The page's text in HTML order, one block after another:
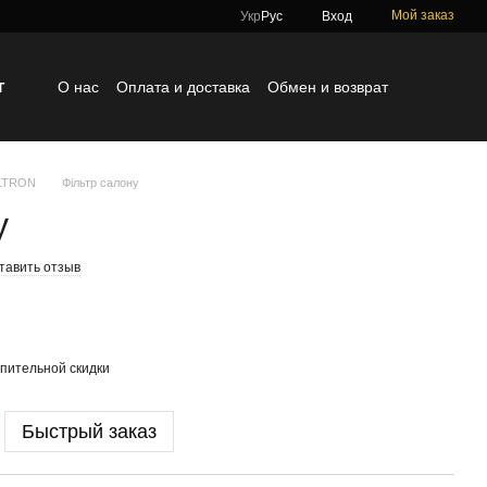
Укр Рус Вход Мой заказ
О нас Оплата и доставка
Обмен и возврат
Фільтр салону
отзыв
скидки
Быстрый заказ